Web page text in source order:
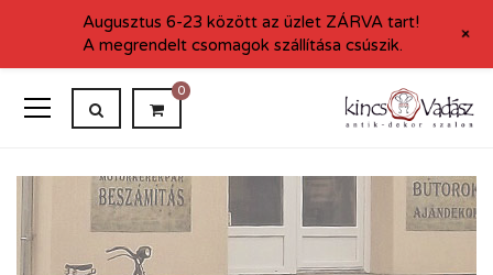
0
Augusztus 6-23 között az üzlet ZÁRVA tart!
A megrendelt csomagok szállítása csúszik.
+